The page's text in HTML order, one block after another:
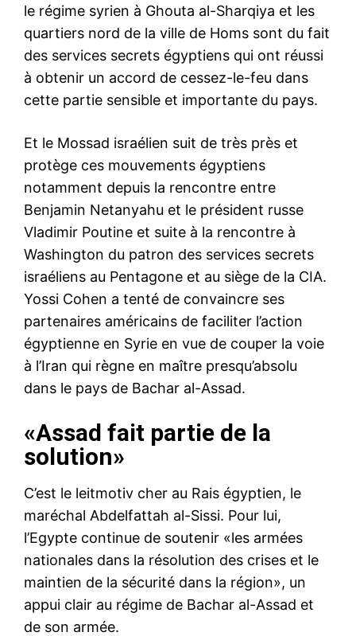
le régime syrien à Ghouta al-Sharqiya et les
quartiers nord de la ville de Homs sont du fait
des services secrets égyptiens qui ont réussi
à obtenir un accord de cessez-le-feu dans
cette partie sensible et importante du pays.
Et le Mossad israélien suit de très près et
protège ces mouvements égyptiens
notamment depuis la rencontre entre
Benjamin Netanyahu et le président russe
Vladimir Poutine et suite à la rencontre à
Washington du patron des services secrets
israéliens au Pentagone et au siège de la CIA.
Yossi Cohen a tenté de convaincre ses
partenaires américains de faciliter l’action
égyptienne en Syrie en vue de couper la voie
à l’Iran qui règne en maître presqu’absolu
dans le pays de Bachar al-Assad.
«Assad fait partie de la
solution»
C’est le leitmotiv cher au Rais égyptien, le
maréchal Abdelfattah al-Sissi. Pour lui,
l’Egypte continue de soutenir «les armées
nationales dans la résolution des crises et le
maintien de la sécurité dans la région», un
appui clair au régime de Bachar al-Assad et
de son armée.